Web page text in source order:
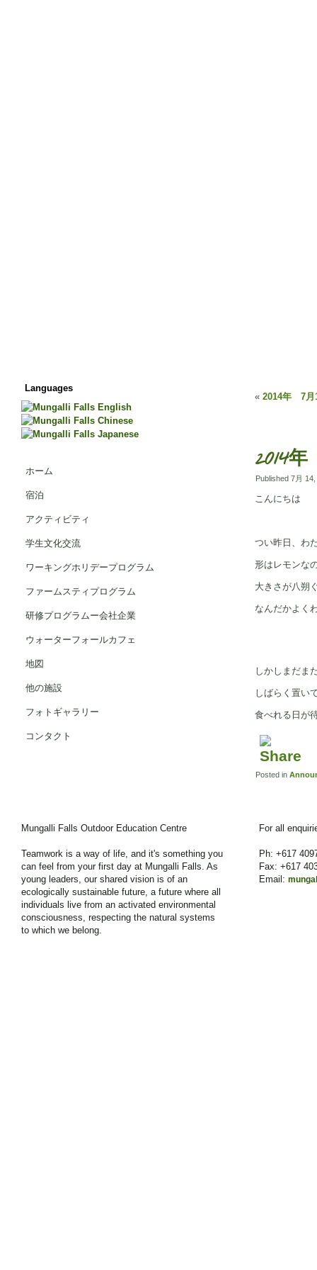
Languages
ホーム
宿泊
アクティビティ
学生文化交流
ワーキングホリデープログラム
ファームスティプログラム
研修プログラムー会社企業
ウォーターフォールカフェ
地図
他の施設
フォトギャラリー
コンタクト
« 2014年 7月
2014
Published 7月 14,
こんにちは
つい昨日、わ
形はレモンな
大きさが八
なんだかよく
しかしまだま
しばらく置い
食べれる日が
Posted in
Mungalli Falls Outdoor Education Centre
Teamwork is a way of life, and it's something you
can feel from your first day at Mungalli Falls. As
young leaders, our shared vision is of an
ecologically sustainable future, a future where all
individuals live from an activated environmental
consciousness, respecting the natural systems
to which we belong.
For all
Ph: +617
Fax: +617
Email: